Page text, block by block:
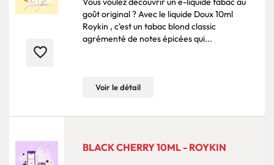
favorite_border
goût original ? Avec le liquide Doux 10ml
Roykin , c'est un tabac blond classic
agrémenté de notes épicées qui...
Voir le détail
BLACK CHERRY 10ML - ROYKIN